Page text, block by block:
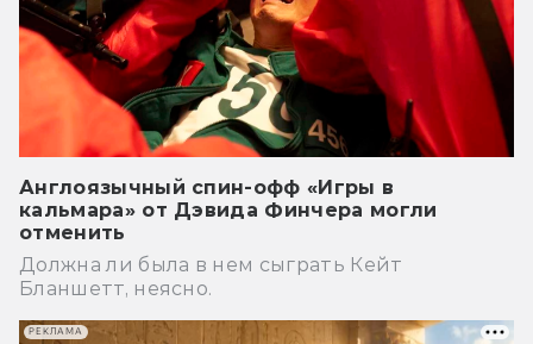
Англоязычный спин-офф «Игры в
кальмара» от Дэвида Финчера могли
отменить
Должна ли была в нем сыграть Кейт
Бланшетт, неясно.
РЕКЛАМА